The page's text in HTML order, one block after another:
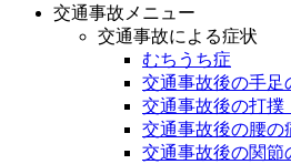
交通事故メニュー
交通事故による症状
むちうち症
交通事故後の手足
交通事故後の打撲
交通事故後の腰の
交通事故後の関節